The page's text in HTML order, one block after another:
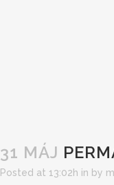
31 MÁJ
Posted at 13:02h in by